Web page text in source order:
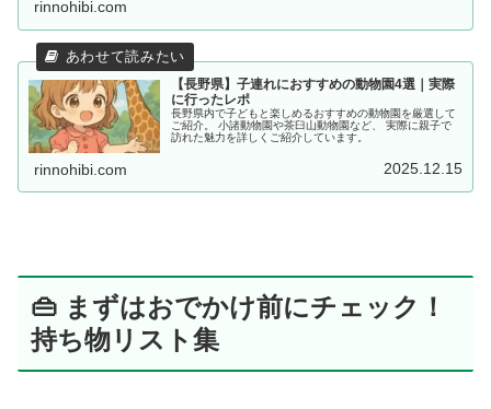
rinnohibi.com
【長野県】子連れにおすすめの動物園4選｜実際
に行ったレポ
長野県内で子どもと楽しめるおすすめの動物園を厳選して
ご紹介。 小諸動物園や茶臼山動物園など、 実際に親子で
訪れた魅力を詳しくご紹介しています。
rinnohibi.com 2025.12.15
👜 まずはおでかけ前にチェック！
持ち物リスト集